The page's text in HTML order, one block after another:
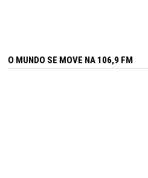
O MUNDO SE MOVE NA 106,9 FM